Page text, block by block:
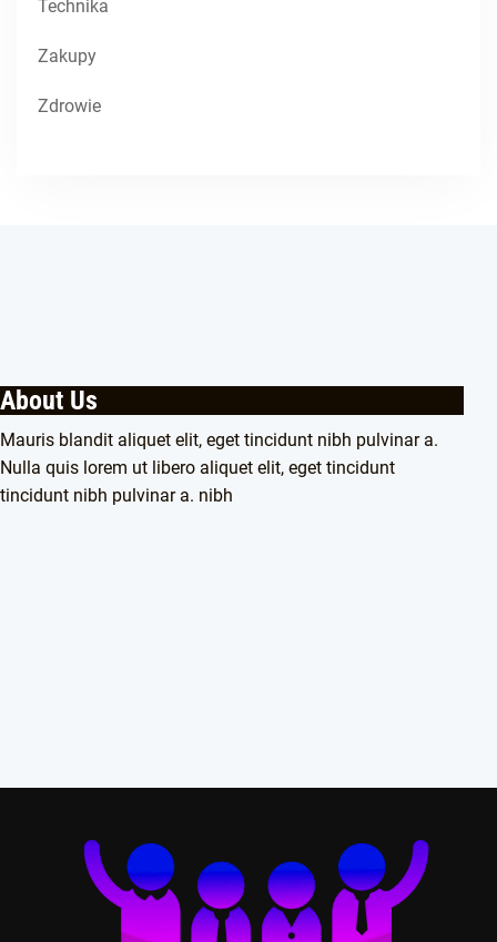
Technika
Zakupy
Zdrowie
About Us
Mauris blandit aliquet elit, eget tincidunt nibh pulvinar a.
Nulla quis lorem ut libero aliquet elit, eget tincidunt
tincidunt nibh pulvinar a. nibh